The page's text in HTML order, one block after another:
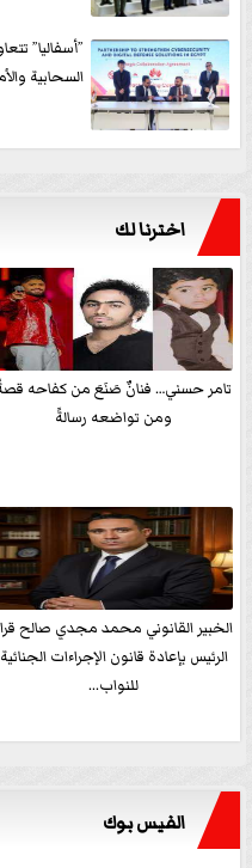
”أسفاليا”
السحابية
اخترنا لك
تامر حسني… فنانٌ صَنَعَ من كفاحه
ومن تواضعه رسالةً
الخبير القانوني محمد مجدي صالح
الرئيس بإعادة قانون الإجراءات الجنائية
للنواب...
الفيس بوك